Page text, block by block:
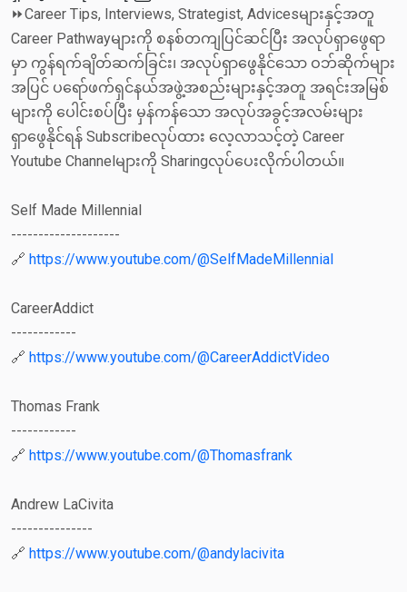
⏩Career Tips, Interviews, Strategist, Advicesများနှင့်အတူ
Career Pathwayများကို စနစ်တကျပြင်ဆင်ပြီး အလုပ်ရှာဖွေရာ
မှာ ကွန်ရက်ချိတ်ဆက်ခြင်း၊ အလုပ်ရှာဖွေနိုင်သော ဝဘ်ဆိုက်များ
အပြင် ပရော်ဖက်ရှင်နယ်အဖွဲ့အစည်းများနှင့်အတူ အရင်းအမြစ်
များကို ပေါင်းစပ်ပြီး မှန်ကန်သော အလုပ်အခွင့်အလမ်းများ
ရှာဖွေနိုင်ရန် Subscribeလုပ်ထား လေ့လာသင့်တဲ့ Career
Youtube Channelများကို Sharingလုပ်ပေးလိုက်ပါတယ်။
Self Made Millennial
--------------------
🔗 https://www.youtube.com/@SelfMadeMillennial
CareerAddict
------------
🔗 https://www.youtube.com/@CareerAddictVideo
Thomas Frank
------------
🔗 https://www.youtube.com/@Thomasfrank
Andrew LaCivita
---------------
🔗 https://www.youtube.com/@andylacivita